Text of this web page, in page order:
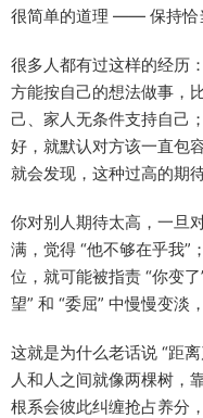
很简单的道理 —— 保持恰
很多人都有过这样的经历
方能按自己的想法做事，
己、家人无条件支持自己
好，就默认对方该一直包
就会发现，这种过高的期
你对别人期待太高，一旦
满，觉得 “他不够在乎我”
位，就可能被指责 “你变
望” 和 “委屈” 中慢慢变淡
这就是为什么老话说 “距
人和人之间就像两棵树，
根系会彼此纠缠抢占养分